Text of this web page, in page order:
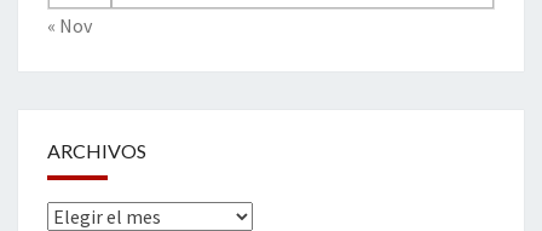
« Nov
ARCHIVOS
Archivos